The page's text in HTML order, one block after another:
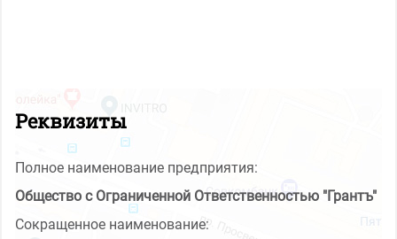
Реквизиты
Полное наименование предприятия:
Общество с Ограниченной Ответственностью "Грантъ"
Сокращенное наименование: